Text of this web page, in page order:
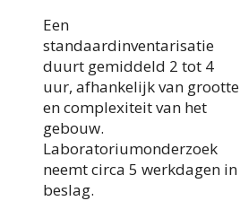
Een
standaardinventarisatie
duurt gemiddeld 2 tot 4
uur, afhankelijk van grootte
en complexiteit van het
gebouw.
Laboratoriumonderzoek
neemt circa 5 werkdagen in
beslag.